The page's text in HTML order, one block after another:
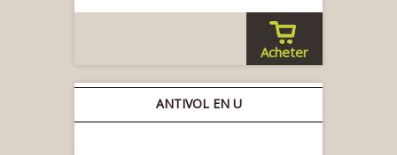
Acheter
ANTIVOL EN U